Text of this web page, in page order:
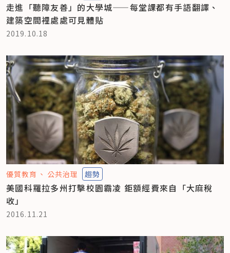
走進「聽障友善」的大學城——每堂課都有手語翻譯、
建築空間裡處處可見體貼
2019.10.18
優質教育 公共治理 趨勢
美國科羅拉多州打擊校園霸凌 鉅額經費來自「大麻稅
收」
2016.11.21